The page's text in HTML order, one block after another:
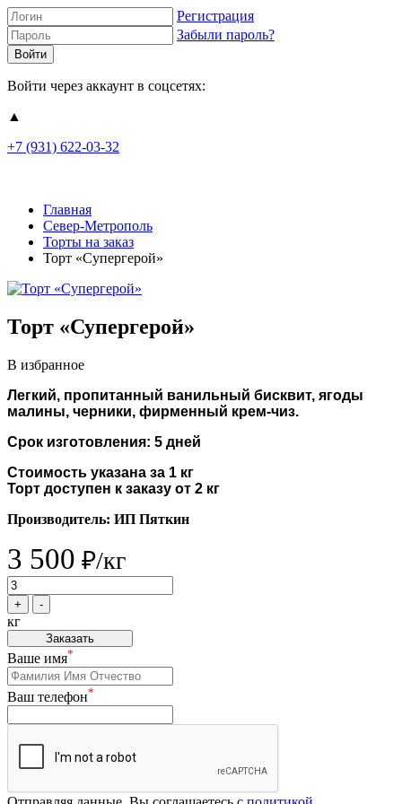
Регистрация
Забыли пароль?
Войти через аккаунт в соцсетях:
▲
+7 (931) 622-03-32
Главная
Север-Метрополь
Торты на заказ
Торт «Супергерой»
Торт «Супергерой»
В избранное
Легкий, пропитанный ванильный бисквит, ягоды
малины, черники, фирменный крем-чиз.
Срок изготовления: 5 дней
Стоимость указана за 1 кг
Торт доступен к заказу от 2 кг
Производитель: ИП Пяткин
3 500 ₽/кг
+ -
кг
Заказать
Ваше имя*
Ваш телефон*